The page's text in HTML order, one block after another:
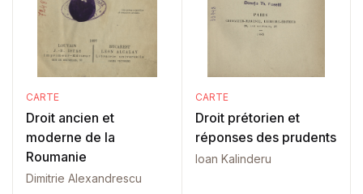
CARTE
Droit ancien et
moderne de la
Roumanie
Dimitrie Alexandrescu
CARTE
Droit prétorien et
réponses des prudents
Ioan Kalinderu